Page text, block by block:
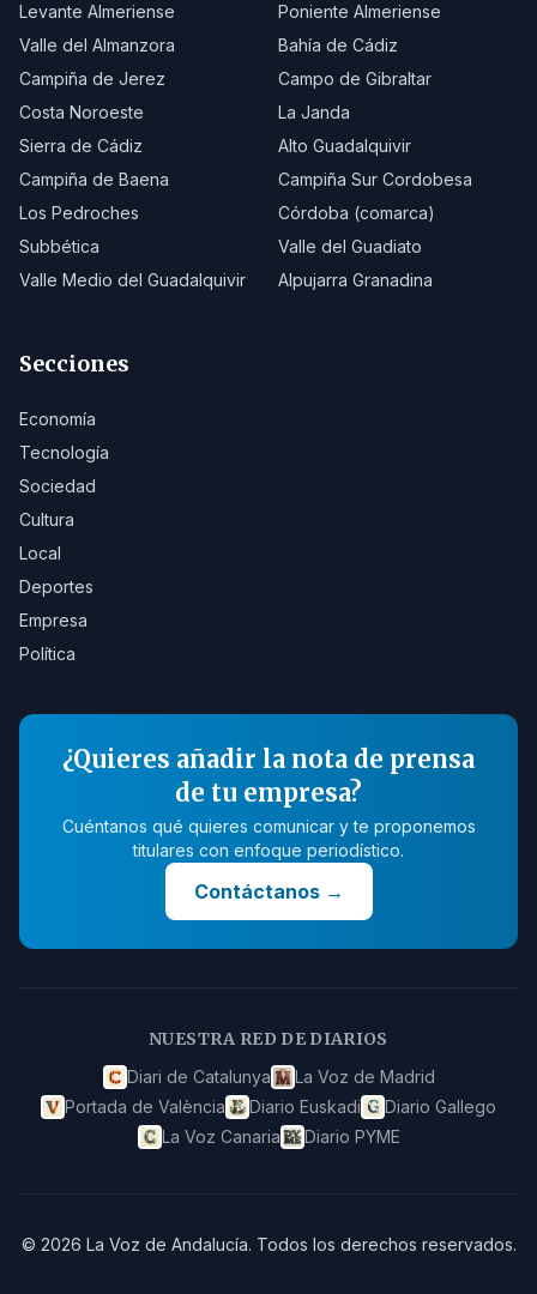
Levante Almeriense
Poniente Almeriense
Valle del Almanzora
Bahía de Cádiz
Campiña de Jerez
Campo de Gibraltar
Costa Noroeste
La Janda
Sierra de Cádiz
Alto Guadalquivir
Campiña de Baena
Campiña Sur Cordobesa
Los Pedroches
Córdoba (comarca)
Subbética
Valle del Guadiato
Valle Medio del Guadalquivir
Alpujarra Granadina
Secciones
Economía
Tecnología
Sociedad
Cultura
Local
Deportes
Empresa
Política
¿Quieres añadir la nota de prensa
de tu empresa?
Cuéntanos qué quieres comunicar y te proponemos
titulares con enfoque periodístico.
Contáctanos→
NUESTRA RED DE DIARIOS
Diari de Catalunya
La Voz de Madrid
Portada de València
Diario Euskadi
Diario Gallego
La Voz Canaria
Diario PYME
© 2026 La Voz de Andalucía. Todos los derechos reservados.